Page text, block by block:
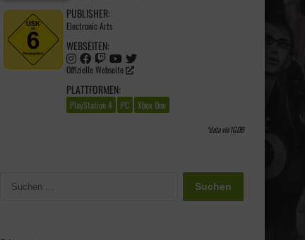
PUBLISHER:
Electronic Arts
WEBSEITEN:
Offizielle Webseite
PLATTFORMEN:
PlayStation 4 PC Xbox One
*data viaIGDB